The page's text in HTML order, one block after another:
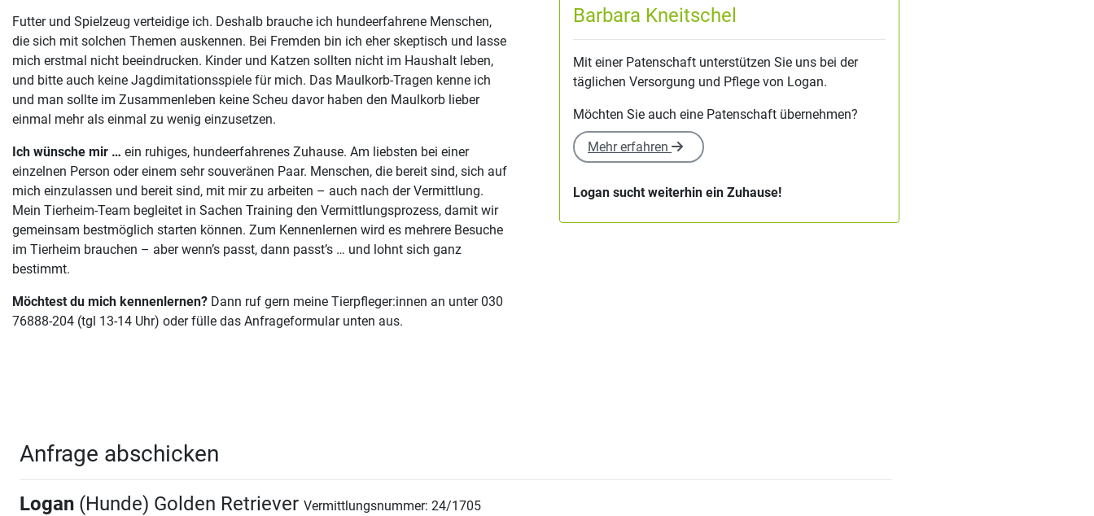
Futter und Spielzeug verteidige ich. Deshalb brauche ich hundeerfahrene Menschen,
die sich mit solchen Themen auskennen. Bei Fremden bin ich eher skeptisch und lasse
mich erstmal nicht beeindrucken. Kinder und Katzen sollten nicht im Haushalt leben,
und bitte auch keine Jagdimitationsspiele für mich. Das Maulkorb-Tragen kenne ich
und man sollte im Zusammenleben keine Scheu davor haben den Maulkorb lieber
einmal mehr als einmal zu wenig einzusetzen.
Ich wünsche mir … ein ruhiges, hundeerfahrenes Zuhause. Am liebsten bei einer
einzelnen Person oder einem sehr souveränen Paar. Menschen, die bereit sind, sich auf
mich einzulassen und bereit sind, mit mir zu arbeiten – auch nach der Vermittlung.
Mein Tierheim-Team begleitet in Sachen Training den Vermittlungsprozess, damit wir
gemeinsam bestmöglich starten können. Zum Kennenlernen wird es mehrere Besuche
im Tierheim brauchen – aber wenn’s passt, dann passt’s … und lohnt sich ganz
bestimmt.
Möchtest du mich kennenlernen? Dann ruf gern meine Tierpfleger:innen an unter 030
76888-204 (tgl 13-14 Uhr) oder fülle das Anfrageformular unten aus.
Barbara Kneitschel
Mit einer Patenschaft unterstützen Sie uns bei der
täglichen Versorgung und Pflege von Logan.
Möchten Sie auch eine Patenschaft übernehmen?
Mehr erfahren
Logan sucht weiterhin ein Zuhause!
Anfrage abschicken
Logan (Hunde) Golden Retriever Vermittlungsnummer: 24/1705